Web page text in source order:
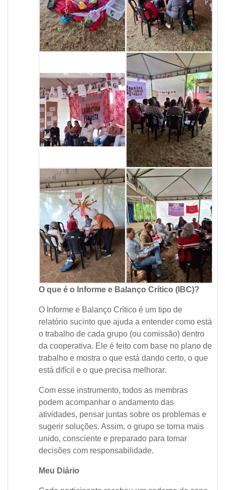
O que é o Informe e Balanço Crítico (IBC)?
O Informe e Balanço Crítico é um tipo de
relatório sucinto que ajuda a entender como está
o trabalho de cada grupo (ou comissão) dentro
da cooperativa. Ele é feito com base no plano de
trabalho e mostra o que está dando certo, o que
está difícil e o que precisa melhorar.
Com esse instrumento, todos as membras
podem acompanhar o andamento das
atividades, pensar juntas sobre os problemas e
sugerir soluções. Assim, o grupo se torna mais
unido, consciente e preparado para tomar
decisões com responsabilidade.
Meu Diário